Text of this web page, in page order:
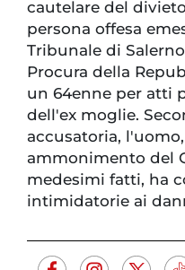
cautelare del
persona offesa
Tribunale di
Procura della
un 64enne per atti
dell'ex moglie.
accusatoria,
ammonimento del
medesimi fatti, ha
intimidatorie ai